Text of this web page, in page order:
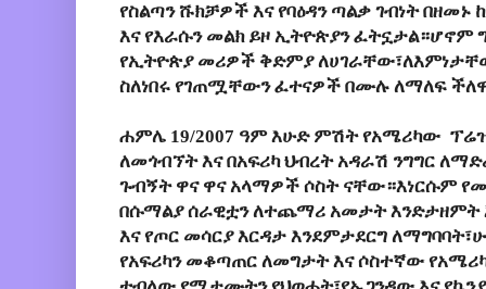
የስልጣን ሹክቻዎች እና የባዕዳን ጣልቃ ገብነት በዘመኑ
እና የእራሱን መልክ ይዞ ኢትዮጵያን ፈትኗታል።ሆኖም
የኢትዮጵያ መሪዎች ቅድምያ
ስለነበሩ የገጠሟቸውን ፈተናዎች በሙሉ ለማለፍ
ሐምሌ 19/2007 ዓም እሁድምሽት የአሜሪካው
ለመጎብኘት እና በአፍሪካ ህብረት አዳራሽ ንግግር
ጉብኝት ዋና ዋና አላማዎች ሶስት ናቸው።እነርሱም
በሱማልያ ሰራዊቷን ለተጨማሪ አመታት እንድታዘምት
እና የጦር መሳርያ እርዳታ እንደምታደርግ
የአፍሪካን መቆጣጠር ለመግታት እና ሶስተኛው